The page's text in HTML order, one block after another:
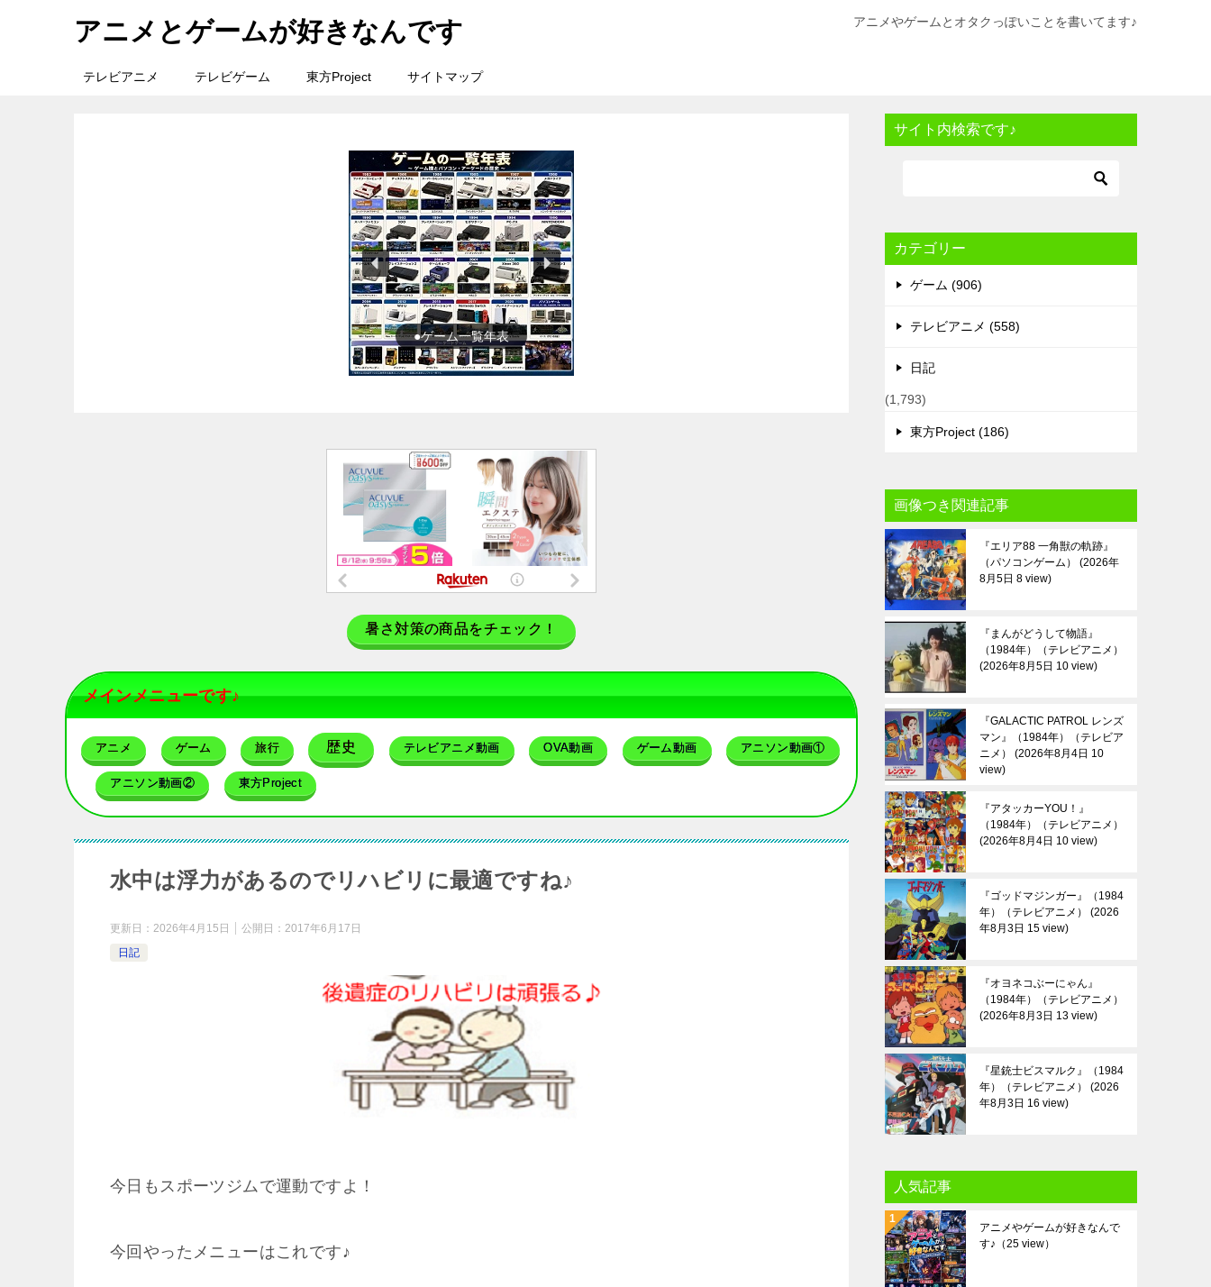
アニメとゲームが好きなんです アニメやゲームとオタクっぽいことを書いてます♪
テレビアニメ テレビゲーム 東方Project サイトマップ
●ゲーム一覧年表
暑さ対策の商品をチェック！
メインメニューです♪
アニメ ゲーム 旅行 歴史 テレビアニメ動画 OVA動画 ゲーム動画 アニソン動画①
アニソン動画② 東方Project
水中は浮力があるのでリハビリに最適ですね♪
更新日： 2026年4月15日 公開日： 2017年6月17日
日記
今日もスポーツジムで運動ですよ！
今回やったメニューはこれです♪
サイト内検索です♪
カテゴリー
ゲーム (906)
テレビアニメ (558)
日記
(1,793)
東方Project (186)
画像つき関連記事
『エリア88 一角獣の軌跡』
（パソコンゲーム）
2026年
8月5日 8 view
『まんがどうして物語』
（1984年）（テレビアニメ）
2026年8月5日 10 view
『GALACTIC PATROL レンズ
マン』（1984年）（テレビア
ニメ）
2026年8月4日 10
view
『アタッカーYOU！』
（1984年）（テレビアニメ）
2026年8月4日 10 view
『ゴッドマジンガー』（1984
年）（テレビアニメ）
2026
年8月3日 15 view
『オヨネコぶーにゃん』
（1984年）（テレビアニメ）
2026年8月3日 13 view
『星銃士ビスマルク』（1984
年）（テレビアニメ）
2026
年8月3日 16 view
人気記事
アニメやゲームが好きなんで
す♪ （25 view）